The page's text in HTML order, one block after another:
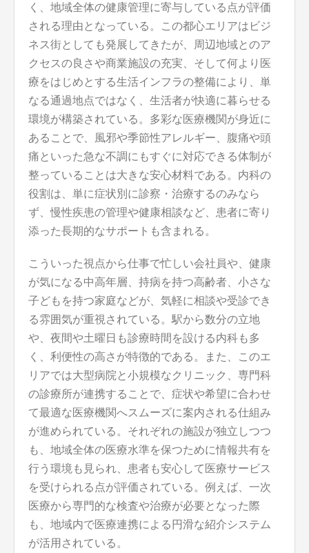
く、地域全体の健康管理に寄与している点が評価
される理由となっている。この都心エリアはビジ
ネス街としても発展してきたが、周辺地域とのア
クセスの良さや商業施設の充実、そして何より医
療をはじめとする生活インフラの整備により、単
なる通過地点ではなく、生活者が快適に暮らせる
環境が構築されている。多彩な医療機関が身近に
あることで、風邪や季節性アレルギー、腹痛や頭
痛といった急な不調にもすぐに対応できる体制が
整っていることは大きな安心材料である。内科の
役割は、単に症状別に診察・治療するのみなら
ず、慢性疾患の管理や健康相談など、患者に寄り
添った長期的なサポートも含まれる。
こういった視点から仕事で忙しい会社員や、健康
が気になる中高年層、持病を持つ高齢者、小さな
子どもを持つ家庭などが、気軽に相談や受診でき
る雰囲気が重視されている。駅から数分の立地
や、夜間や土曜日も診療時間を設ける内科も多
く、利便性の高さが特徴的である。また、このエ
リアでは大型病院と小規模なクリニック、専門科
の診療所が連携することで、症状や希望に合わせ
て最適な医療機関へスムーズに案内される仕組み
が進められている。それぞれの施設が独立しつつ
も、地域全体の医療水準を保つために情報共有を
行う環境も見られ、患者も安心して医療サービス
を受けられる点が評価されている。例えば、一次
医療から専門的な検査や治療が必要となった際
も、地域内で医療連携による円滑な紹介システム
が活用されている。